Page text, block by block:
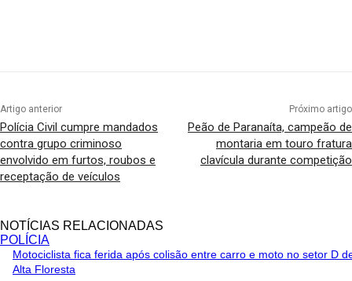
Artigo anterior
Polícia Civil cumpre mandados
contra grupo criminoso
envolvido em furtos, roubos e
receptação de veículos
Próximo artigo
Peão de Paranaíta, campeão de
montaria em touro fratura
clavícula durante competição
NOTÍCIAS RELACIONADAS
POLÍCIA
Motociclista fica ferida após colisão entre carro e moto no setor D
Alta Floresta